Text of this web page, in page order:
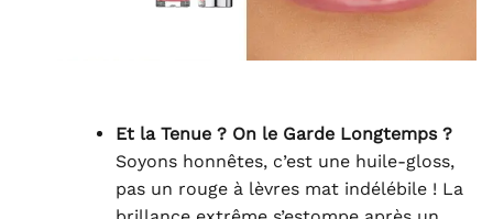
Et la Tenue ? On le Garde Longtemps ?
Soyons honnêtes, c’est une huile-gloss,
pas un rouge à lèvres mat indélébile ! La